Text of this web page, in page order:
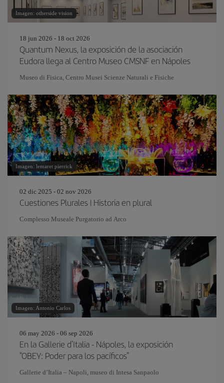
Imagen: otherside vision
18 jun 2026 - 18 oct 2026
Quantum Nexus, la exposición de la asociación
Eudora llega al Centro Museo CMSNF en Nápoles
Museo di Fisica, Centro Musei Scienze Naturali e Fisiche
Imagen: lemaret pierrick
02 dic 2025 - 02 nov 2026
Cuestiones Plurales | Historia en plural
Complesso Museale Purgatorio ad Arco
Imagen: Antonio Carlos
06 may 2026 - 06 sep 2026
En la Gallerie d'Italia - Nápoles, la exposición
"OBEY: Poder para los pacíficos"
Gallerie d’Italia – Napoli, museo di Intesa Sanpaolo